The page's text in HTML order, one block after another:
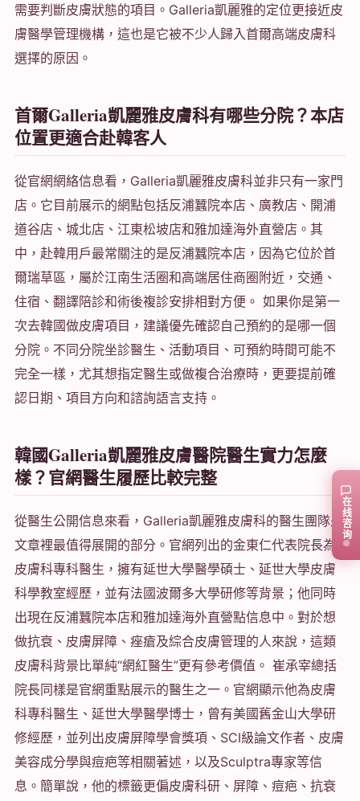
需要判斷皮膚狀態的項目。Galleria凱麗雅的定位更接近皮
膚醫學管理機構，這也是它被不少人歸入首爾高端皮膚科
選擇的原因。
首爾Galleria凱麗雅皮膚科有哪些分院？本店
位置更適合赴韓客人
從官網網絡信息看，Galleria凱麗雅皮膚科並非只有一家門
店。它目前展示的網點包括反浦蠶院本店、廣教店、開浦
道谷店、城北店、江東松坡店和雅加達海外直營店。其
中，赴韓用戶最常關注的是反浦蠶院本店，因為它位於首
爾瑞草區，屬於江南生活圈和高端居住商圈附近，交通、
住宿、翻譯陪診和術後複診安排相對方便。 如果你是第一
次去韓國做皮膚項目，建議優先確認自己預約的是哪一個
分院。不同分院坐診醫生、活動項目、可預約時間可能不
完全一樣，尤其想指定醫生或做複合治療時，更要提前確
認日期、項目方向和諮詢語言支持。
韓國Galleria凱麗雅皮膚醫院醫生實力怎麼
樣？官網醫生履歷比較完整
從醫生公開信息來看，Galleria凱麗雅皮膚科的醫生團隊是
文章裡最值得展開的部分。官網列出的金東仁代表院長為
皮膚科專科醫生，擁有延世大學醫學碩士、延世大學皮膚
科學教室經歷，並有法國波爾多大學研修等背景；他同時
出現在反浦蠶院本店和雅加達海外直營點信息中。對於想
做抗衰、皮膚屏障、痤瘡及綜合皮膚管理的人來說，這類
皮膚科背景比單純“網紅醫生”更有參考價值。 崔承宰總括
院長同樣是官網重點展示的醫生之一。官網顯示他為皮膚
科專科醫生、延世大學醫學博士，曾有美國舊金山大學研
修經歷，並列出皮膚屏障學會獎項、SCI級論文作者、皮膚
美容成分學與痘疤等相關著述，以及Sculptra專家等信
息。簡單說，他的標籤更偏皮膚科研、屏障、痘疤、抗衰
在线咨询